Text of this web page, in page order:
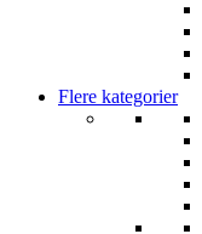
Flere kategorier